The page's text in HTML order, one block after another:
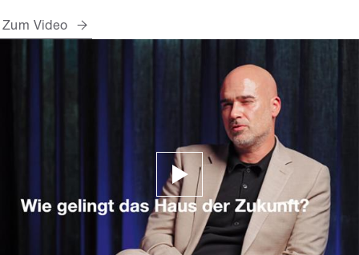
Zum Video